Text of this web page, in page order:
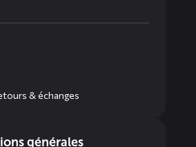
& échanges
générales